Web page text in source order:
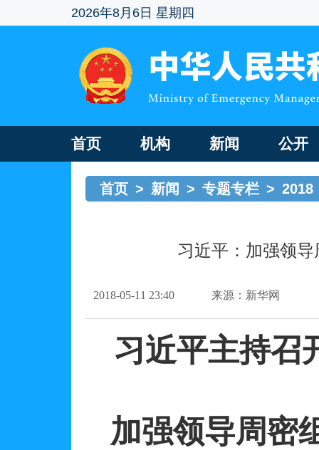
2026年8月6日 星期四
首页 机构 新闻 公开
首页 > 新闻 > 专题专栏 > 2018
习近平：加强领
2018-05-11 23:40 来源：新华网
习近平主持召
加强领导周密